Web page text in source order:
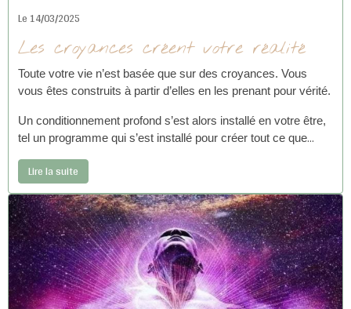
Le 14/03/2025
Les croyances créent votre réalité
Toute votre vie n’est basée que sur des croyances. Vous
vous êtes construits à partir d’elles en les prenant pour vérité.
Un conditionnement profond s’est alors installé en votre être,
tel un programme qui s’est installé pour créer tout ce que
Lire la suite